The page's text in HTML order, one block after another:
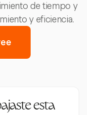
de tiempo y
y eficiencia.
esta